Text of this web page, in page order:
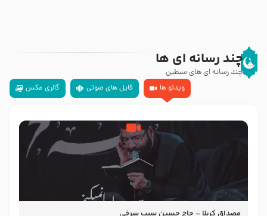
چند رسانه ای ها
چند رسانه ای های سبطین
ویدئو ها
فایل های صوتی گالری عکس
مصداق کربلا – حاج حسین سیب سرخی